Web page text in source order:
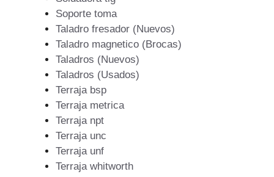
Soporte toma
Taladro fresador (Nuevos)
Taladro magnetico (Brocas)
Taladros (Nuevos)
Taladros (Usados)
Terraja bsp
Terraja metrica
Terraja npt
Terraja unc
Terraja unf
Terraja whitworth